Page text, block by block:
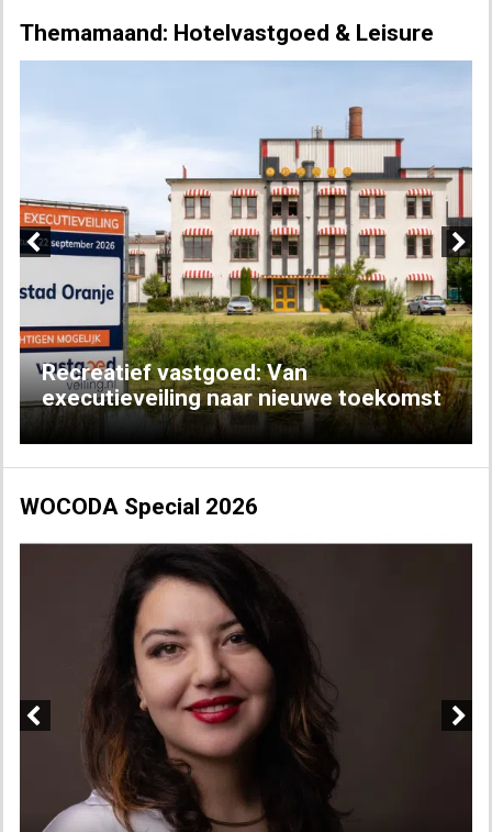
Themamaand: Hotelvastgoed & Leisure
Recreatief vastgoed: Van
executieveiling naar nieuwe toekomst
Next
WOCODA Special 2026